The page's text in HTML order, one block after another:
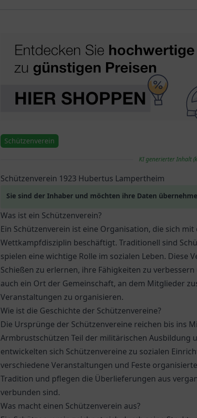
Schützenverein
KI generierter Inhalt
Schützenverein 1923 Hubertus Lampertheim
Sie sind der Inhaber und möchten ihre Daten
Was ist ein Schützenverein?
Ein Schützenverein ist eine Organisation, die sich
Wettkampfdisziplin beschäftigt. Traditionell sind
spielen eine wichtige Rolle im sozialen Leben. Diese
Schießen zu erlernen, ihre Fähigkeiten zu
auch ein Ort der Gemeinschaft, an dem Mitglieder
Veranstaltungen zu organisieren.
Wie ist die Geschichte der Schützenvereine?
Die Ursprünge der Schützenvereine reichen bis ins
Armbrustschützen Teil der militärischen Ausbildung
entwickelten sich Schützenvereine zu sozialen
verschiedene Veranstaltungen und Feste
Tradition und pflegen die Überlieferungen aus
verbunden sind.
Was macht einen Schützenverein aus?